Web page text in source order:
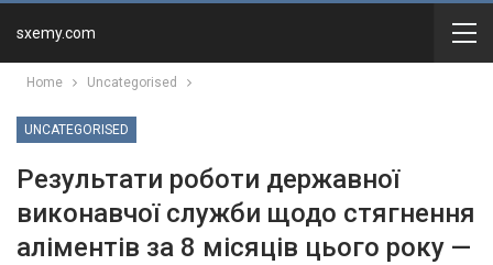
sxemy.com
Home Uncategorised
UNCATEGORISED
Результати роботи державної
виконавчої служби щодо стягнення
аліментів за 8 місяців цього року —